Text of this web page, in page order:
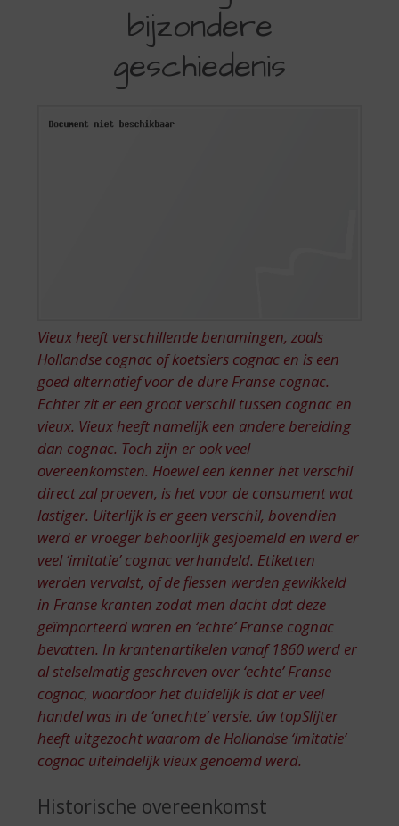
COGNAC,
BIJZONDERE
bijzondere
geschiedenis
Vieux heeft verschillende benamingen, zoals
Hollandse cognac of koetsiers cognac en is een
goed alternatief voor de dure Franse cognac.
Echter zit er een groot verschil tussen cognac en
vieux. Vieux heeft namelijk een andere bereiding
dan cognac. Toch zijn er ook veel
overeenkomsten. Hoewel een kenner het verschil
direct zal proeven, is het voor de consument wat
lastiger. Uiterlijk is er geen verschil, bovendien
werd er vroeger behoorlijk gesjoemeld en werd er
veel ‘imitatie’ cognac verhandeld. Etiketten
werden vervalst, of de flessen werden gewikkeld
in Franse kranten zodat men dacht dat deze
geïmporteerd waren en ‘echte’ Franse cognac
bevatten. In krantenartikelen vanaf 1860 werd er
al stelselmatig geschreven over ‘echte’ Franse
cognac, waardoor het duidelijk is dat er veel
handel was in de ‘onechte’ versie. úw topSlijter
heeft uitgezocht waarom de Hollandse ‘imitatie’
cognac uiteindelijk vieux genoemd werd.
Historische overeenkomst